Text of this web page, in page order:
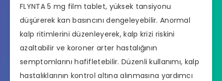
FLYNTA 5 mg film tablet, yüksek tansiyonu
düşürerek kan basıncını dengeleyebilir. Anormal
kalp ritimlerini düzenleyerek, kalp krizi riskini
azaltabilir ve koroner arter hastalığının
semptomlarını hafifletebilir. Düzenli kullanımı, kalp
hastalıklarının kontrol altına alınmasına yardımcı